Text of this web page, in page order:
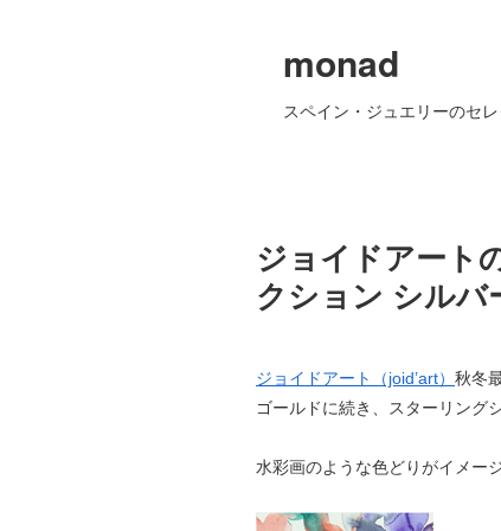
monad
スペイン・ジュエリーのセ
ジョイドアート
クション シルバ
ジョイドアート（joid’art） 秋冬
ゴールドに続き、スターリング
水彩画のような色どりがイメー